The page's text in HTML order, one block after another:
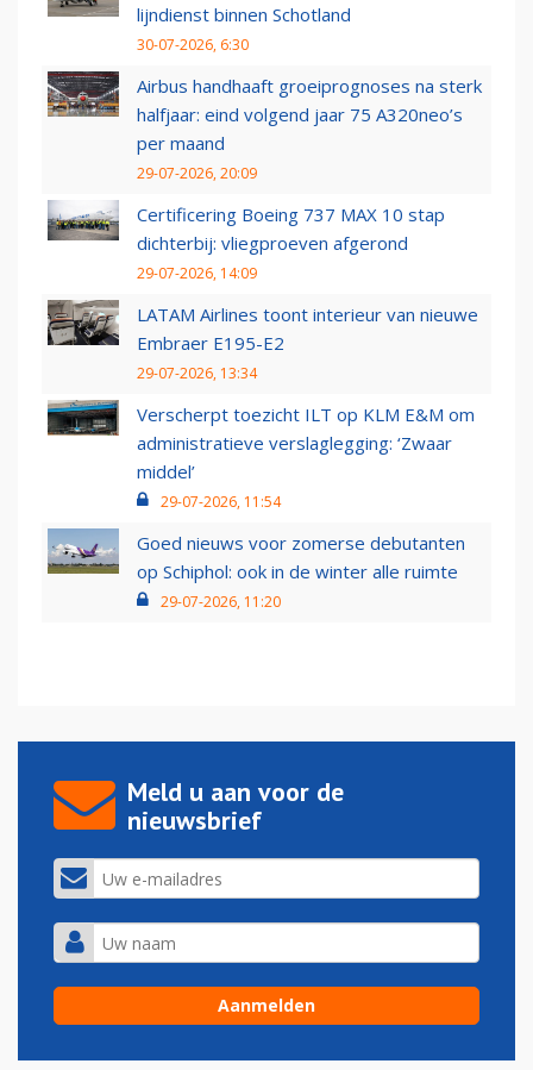
lijndienst binnen Schotland
30-07-2026, 6:30
Airbus handhaaft groeiprognoses na sterk
halfjaar: eind volgend jaar 75 A320neo’s
per maand
29-07-2026, 20:09
Certificering Boeing 737 MAX 10 stap
dichterbij: vliegproeven afgerond
29-07-2026, 14:09
LATAM Airlines toont interieur van nieuwe
Embraer E195-E2
29-07-2026, 13:34
Verscherpt toezicht ILT op KLM E&M om
administratieve verslaglegging: ‘Zwaar
middel’
29-07-2026, 11:54
Goed nieuws voor zomerse debutanten
op Schiphol: ook in de winter alle ruimte
29-07-2026, 11:20
Meld u aan voor de
nieuwsbrief